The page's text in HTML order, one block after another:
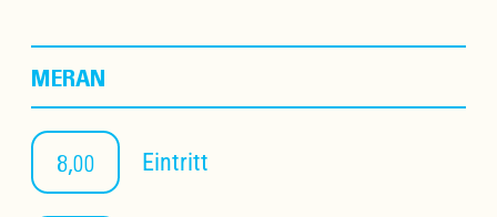
MERAN
8,00 Eintritt